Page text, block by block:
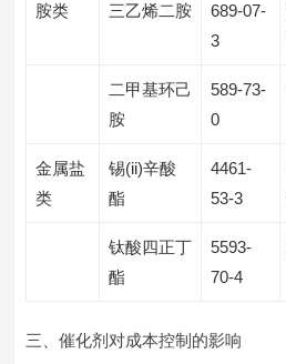
胺类 三乙烯二胺
689-07-
3
二甲基环己
胺
589-73-
0
金属盐
类
锡(ii)辛酸
酯
4461-
53-3
钛酸四正丁
酯
5593-
70-4
三、催化剂对成本控制的影响